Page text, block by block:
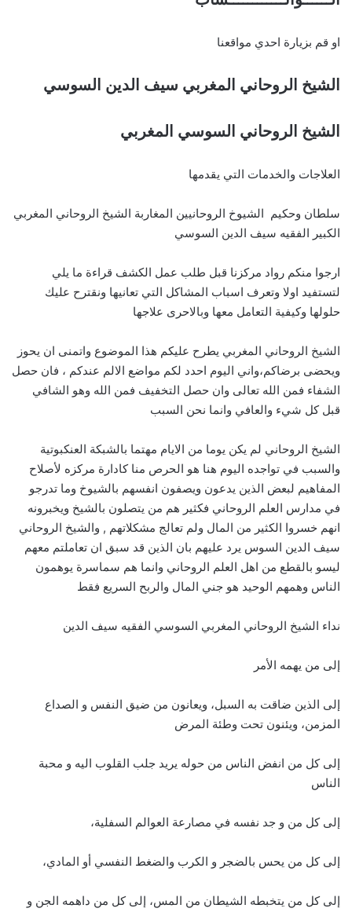
او قم بزيارة احدي مواقعنا
الشيخ الروحاني المغربي سيف الدين السوسي
الشيخ الروحاني السوسي المغربي
العلاجات والخدمات التي يقدمها
سلطان وحكيم الشيوخ الروحانيين المغاربة الشيخ الروحاني المغربي
الكبير الفقيه سيف الدين السوسي
ارجوا منكم رواد مركزنا قبل طلب عمل الكشف قراءة ما يلي
لتستفيد اولا وتعرف اسباب المشاكل التي تعانيها ونقترح عليك
حلولها وكيفية التعامل معها وبالاحرى علاجها
الشيخ الروحاني المغربي يطرح عليكم هذا الموضوع واتمنى ان يحوز
ويحضى برضاكم،واني اليوم احدد لكم مواضع الالم عندكم ، فان حصل
الشفاء فمن الله تعالى وان حصل التخفيف فمن الله وهو الشافي
قبل كل شيء والعافي وانما نحن السبب
الشيخ الروحاني لم يكن يوما من الايام مهتما بالشبكة العنكبوتية
والسبب في تواجده اليوم هنا هو الحرص منا كادارة مركزه لأصلاح
المفاهيم لبعض الذين يدعون ويصفون انفسهم بالشيوخ وما تدرجو
في مدارس العلم الروحاني فكثير هم من يتصلون بالشيخ ويخبرونه
انهم خسروا الكثير من المال ولم تعالج مشكلاتهم , والشيخ الروحاني
سيف الدين السوس يرد عليهم بان الذين قد سبق ان تعاملتم معهم
ليسو بالقطع من اهل العلم الروحاني وانما هم سماسرة يوهمون
الناس وهمهم الوحيد هو جني المال والربح السريع فقط
نداء الشيخ الروحاني المغربي السوسي الفقيه سيف الدين
إلى من يهمه الأمر
إلى الذين ضاقت به السبل، ويعانون من ضيق النفس و الصداع
المزمن، ويئنون تحت وطئة المرض
إلى كل من انفض الناس من حوله يريد جلب القلوب اليه و محبة
الناس
إلى كل من و جد نفسه في مصارعة العوالم السفلية،
إلى كل من يحس بالضجر و الكرب والضغط النفسي أو المادي،
إلى كل من يتخبطه الشيطان من المس، إلى كل من داهمه الجن و